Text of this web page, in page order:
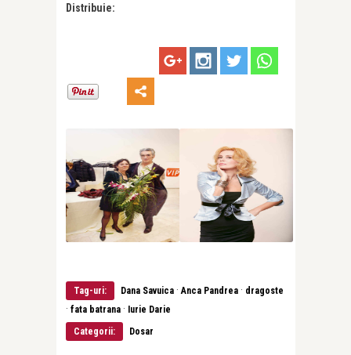
Distribuie:
Tag-uri: Dana Savuica · Anca Pandrea · dragoste
· fata batrana · Iurie Darie
Categorii:
Dosar